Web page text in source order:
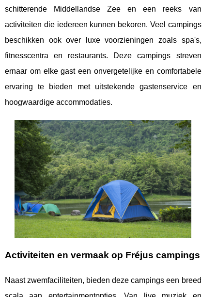
schitterende Middellandse Zee en een reeks van
activiteiten die iedereen kunnen bekoren. Veel campings
beschikken ook over luxe voorzieningen zoals spa's,
fitnesscentra en restaurants. Deze campings streven
ernaar om elke gast een onvergetelijke en comfortabele
ervaring te bieden met uitstekende gastenservice en
hoogwaardige accommodaties.
Activiteiten en vermaak op Fréjus campings
Naast zwemfaciliteiten, bieden deze campings een breed